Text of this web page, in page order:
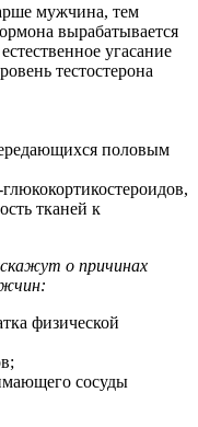
мужчина, тем
вырабатывается
угасание
тестостерона
половым
тканей к
о причинах
физической
сосуды